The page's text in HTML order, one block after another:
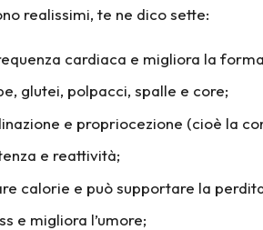
realissimi, te ne dico sette:
cardiaca e migliora la
glutei, polpacci, spalle e core;
e propriocezione (cioè la
e reattività;
calorie e può supportare la
e migliora l’umore;